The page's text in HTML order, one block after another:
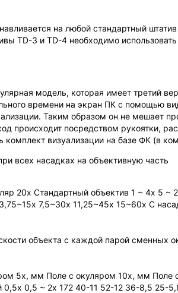
на любой стандартный
TD-3 и TD-4 необходимо
модель, которая имеет третий
времени на экран ПК с помощью
Таким образом он не мешает
происходит посредством рукоятки,
визуализации на базе ФК (в
всех насадках на объективную часть
20х Стандартный объектив 1 ~ 4х 5
7,5~30х 11,25~45х 15~60х С
объекта с каждой парой сменных
5х, мм Поле с окуляром 10х, мм
0,5 ~ 2х 172 40-11 52-12 36-8,5 25-